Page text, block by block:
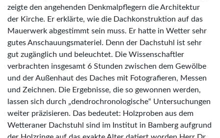
zeigte den angehenden Denkmalpflegern die Architektur
der Kirche. Er erklärte, wie die Dachkonstruktion auf das
Mauerwerk abgestimmt sein muss. Er hatte in Wetter sehr
gutes Anschauungsmateriel. Denn der Dachstuhl ist sehr
gut zugänglich und beleuchtet. Die Wissenschaftler
verbrachten insgesamt 6 Stunden zwischen dem Gewölbe
und der Außenhaut des Daches mit Fotografieren, Messen
und Zeichnen. Die Ergebnisse, die so gewonnen werden,
lassen sich durch „dendrochronologische“ Untersuchungen
weiter präzisieren. Das bedeutet: Holzproben aus dem
Wetteraner Dachstuhl sind im Institut in Bamberg aufgrund